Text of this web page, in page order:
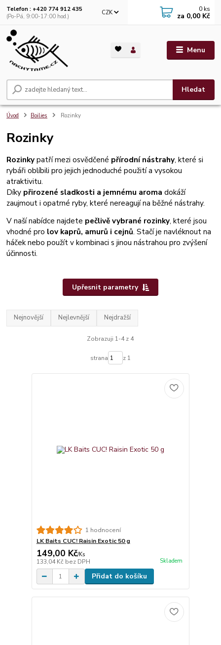
Menu
CZK
Hledat
Telefon : +420 774 912 435
(Po-Pá, 9:00-17:00 hod.)
0 ks
za 0,00 Kč
Úvod Boilies Rozinky
Rozinky
Rozinkypatří mezi osvědčené přírodní nástrahy, které si
rybáři oblíbili pro jejich jednoduché použití a vysokou
atraktivitu.
Díky přirozené sladkosti a jemnému aroma dokáží
zaujmout i opatrné ryby, které nereagují na běžné nástrahy.
V naší nabídce najdete pečlivě vybrané rozinky, které jsou
vhodné pro lov kaprů, amurů i cejnů. Stačí je navléknout na
háček nebo použít v kombinaci s jinou nástrahou pro zvýšení
účinnosti.
Upřesnit parametry
Nejnovější Nejlevnější Nejdražší
Zobrazuji 1-4 z 4
strana z 1
1 hodnocení
LK Baits CUC! Raisin Exotic 50 g
149,00 Kč/Ks
133,04 Kč bez DPH Skladem
Přidat do košíku